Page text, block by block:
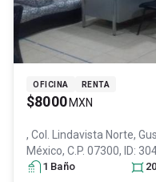
OFICINA RENTA
$8000 MXN
, Col. Lindavista Norte,
México, C.P. 07300, ID:
1 Baño 20